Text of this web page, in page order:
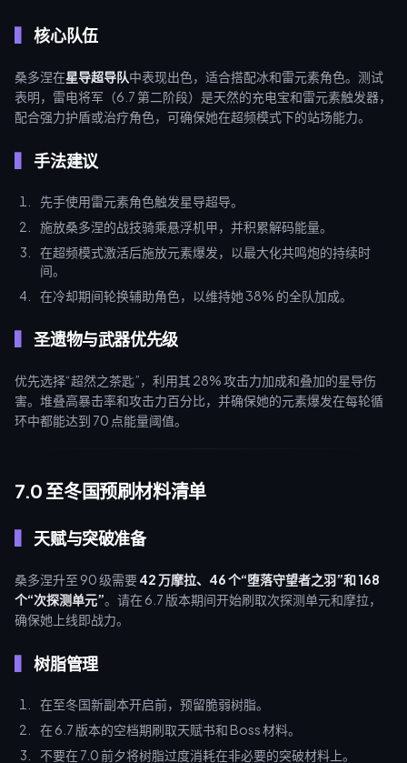
核心队伍
桑多涅在星导超导队中表现出色，适合搭配冰和雷元素角色。测试
表明，雷电将军（6.7 第二阶段）是天然的充电宝和雷元素触发器，
配合强力护盾或治疗角色，可确保她在超频模式下的站场能力。
手法建议
先手使用雷元素角色触发星导超导。
施放桑多涅的战技骑乘悬浮机甲，并积累解码能量。
在超频模式激活后施放元素爆发，以最大化共鸣炮的持续时
间。
在冷却期间轮换辅助角色，以维持她 38% 的全队加成。
圣遗物与武器优先级
优先选择“超然之茶匙”，利用其 28% 攻击力加成和叠加的星导伤
害。堆叠高暴击率和攻击力百分比，并确保她的元素爆发在每轮循
环中都能达到 70 点能量阈值。
7.0 至冬国预刷材料清单
天赋与突破准备
桑多涅升至 90 级需要42 万摩拉、46 个“堕落守望者之羽”和 168
个“次探测单元”。请在 6.7 版本期间开始刷取次探测单元和摩拉，
确保她上线即战力。
树脂管理
在至冬国新副本开启前，预留脆弱树脂。
在 6.7 版本的空档期刷取天赋书和 Boss 材料。
不要在 7.0 前夕将树脂过度消耗在非必要的突破材料上。